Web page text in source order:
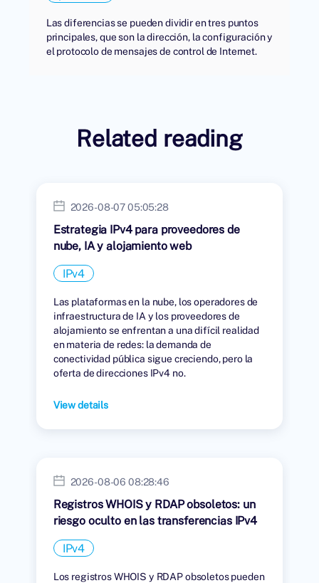
Las diferencias se pueden dividir en tres puntos
principales, que son la dirección, la configuración y
el protocolo de mensajes de control de Internet.
Related reading
2026-08-07 05:05:28
Estrategia IPv4 para proveedores de
nube, IA y alojamiento web
IPv4
Las plataformas en la nube, los operadores de
infraestructura de IA y los proveedores de
alojamiento se enfrentan a una difícil realidad
en materia de redes: la demanda de
conectividad pública sigue creciendo, pero la
oferta de direcciones IPv4 no.
View details
2026-08-06 08:28:46
Registros WHOIS y RDAP obsoletos: un
riesgo oculto en las transferencias IPv4
IPv4
Los registros WHOIS y RDAP obsoletos pueden